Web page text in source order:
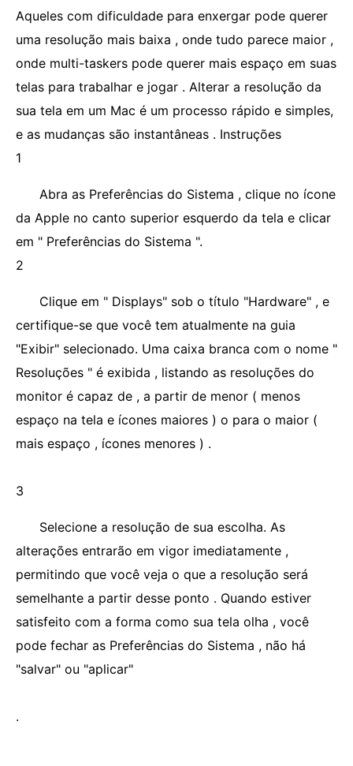
Aqueles com dificuldade para enxergar pode querer
uma resolução mais baixa , onde tudo parece maior ,
onde multi-taskers pode querer mais espaço em suas
telas para trabalhar e jogar . Alterar a resolução da
sua tela em um Mac é um processo rápido e simples,
e as mudanças são instantâneas . Instruções
1
Abra as Preferências do Sistema , clique no ícone
da Apple no canto superior esquerdo da tela e clicar
em " Preferências do Sistema ".
2
Clique em " Displays" sob o título "Hardware" , e
certifique-se que você tem atualmente na guia
"Exibir" selecionado. Uma caixa branca com o nome "
Resoluções " é exibida , listando as resoluções do
monitor é capaz de , a partir de menor ( menos
espaço na tela e ícones maiores ) o para o maior (
mais espaço , ícones menores ) .
3
Selecione a resolução de sua escolha. As
alterações entrarão em vigor imediatamente ,
permitindo que você veja o que a resolução será
semelhante a partir desse ponto . Quando estiver
satisfeito com a forma como sua tela olha , você
pode fechar as Preferências do Sistema , não há
"salvar" ou "aplicar"
.